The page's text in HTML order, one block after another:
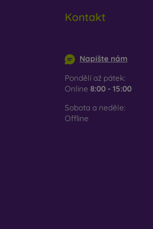
přírodě mohou 100
Na našem e-shopu
Kontakt
Napište nám
Pondělí až pátek:
Online 8:00 - 15:00
Sobota a neděle:
Offline